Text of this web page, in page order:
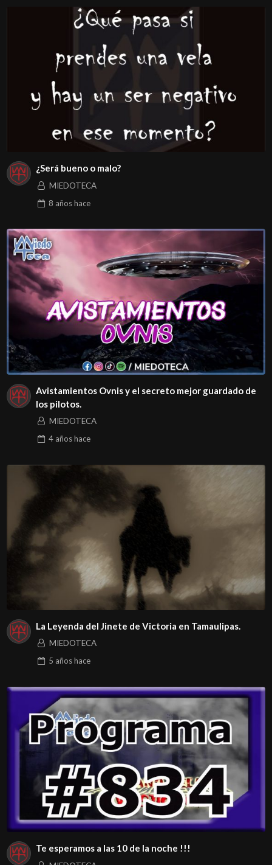
¿Será bueno o malo?
MIEDOTECA
8 añoshace
Avistamientos Ovnis y el secreto mejor guardado de
los pilotos.
MIEDOTECA
4 añoshace
La Leyenda del Jinete de Victoria en Tamaulipas.
MIEDOTECA
5 añoshace
Te esperamos a las 10 de la noche !!!